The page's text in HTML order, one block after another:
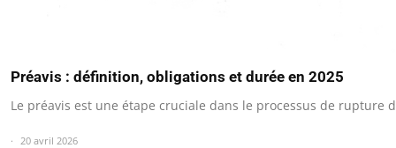
Préavis : définition, obligations et durée en 2025
Le préavis est une étape cruciale dans le processus de rupture
20 avril 2026